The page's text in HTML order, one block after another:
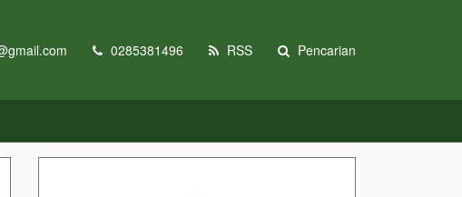
0285381496 RSS Pencarian